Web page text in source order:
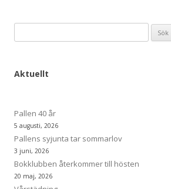
efter:
Aktuellt
Pallen 40 år
5 augusti, 2026
Pallens syjunta tar sommarlov
3 juni, 2026
Bokklubben återkommer till hösten
20 maj, 2026